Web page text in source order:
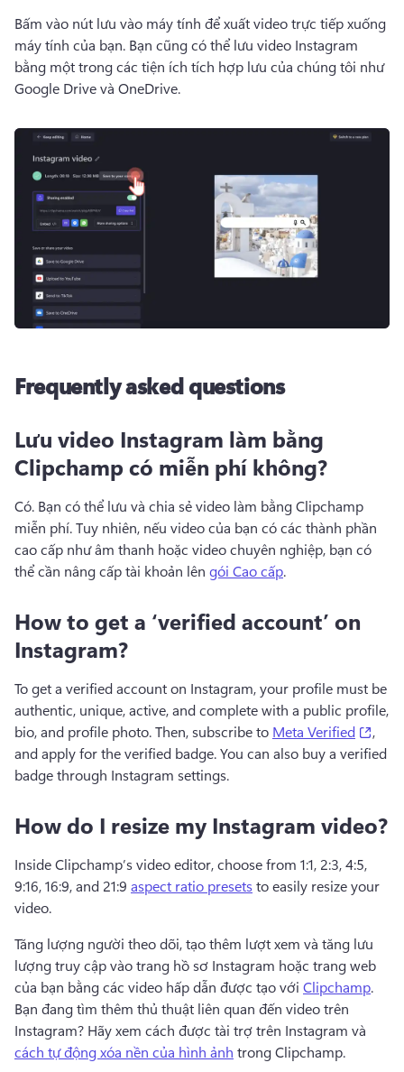
Bấm vào nút lưu vào máy tính để xuất video trực tiếp xuống
máy tính của bạn. Bạn cũng có thể lưu video Instagram
bằng một trong các tiện ích tích hợp lưu của chúng tôi như
Google Drive và OneDrive.
Frequently asked questions
Lưu video Instagram làm bằng
Clipchamp có miễn phí không?
Có. Bạn có thể lưu và chia sẻ video làm bằng Clipchamp
miễn phí. Tuy nhiên, nếu video của bạn có các thành phần
cao cấp như âm thanh hoặc video chuyên nghiệp, bạn có
thể cần nâng cấp tài khoản lên gói Cao cấp.
How to get a ‘verified account’ on
Instagram?
To get a verified account on Instagram, your profile must be
authentic, unique, active, and complete with a public profile,
bio, and profile photo. Then, subscribe to Meta Verified
,
and apply for the verified badge. You can also buy a verified
badge through Instagram settings.
How do I resize my Instagram video?
Inside Clipchamp’s video editor, choose from 1:1, 2:3, 4:5,
9:16, 16:9, and 21:9 aspect ratio presets to easily resize your
video.
Tăng lượng người theo dõi, tạo thêm lượt xem và tăng lưu
lượng truy cập vào trang hồ sơ Instagram hoặc trang web
của bạn bằng các video hấp dẫn được tạo với Clipchamp
Bạn đang tìm thêm thủ thuật liên quan đến video trên
Instagram? Hãy xem cách được tài trợ trên Instagram và
cách tự động xóa nền của hình ảnh trong Clipchamp.